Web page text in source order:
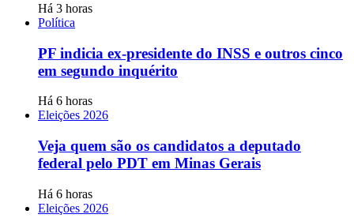
Há 3 horas
Política
PF indicia ex-presidente do INSS e outros cinco
em segundo inquérito
Há 6 horas
Eleições 2026
Veja quem são os candidatos a deputado
federal pelo PDT em Minas Gerais
Há 6 horas
Eleições 2026